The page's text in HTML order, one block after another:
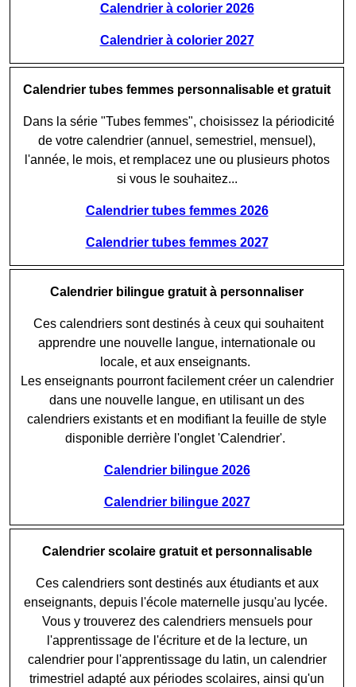
Calendrier à colorier 2026
Calendrier à colorier 2027
Calendrier tubes femmes personnalisable et gratuit
Dans la série "Tubes femmes", choisissez la périodicité
de votre calendrier (annuel, semestriel, mensuel),
l'année, le mois, et remplacez une ou plusieurs photos
si vous le souhaitez...
Calendrier tubes femmes 2026
Calendrier tubes femmes 2027
Calendrier bilingue gratuit à personnaliser
Ces calendriers sont destinés à ceux qui souhaitent
apprendre une nouvelle langue, internationale ou
locale, et aux enseignants.
Les enseignants pourront facilement créer un calendrier
dans une nouvelle langue, en utilisant un des
calendriers existants et en modifiant la feuille de style
disponible derrière l'onglet 'Calendrier'.
Calendrier bilingue 2026
Calendrier bilingue 2027
Calendrier scolaire gratuit et personnalisable
Ces calendriers sont destinés aux étudiants et aux
enseignants, depuis l'école maternelle jusqu'au lycée.
Vous y trouverez des calendriers mensuels pour
l'apprentissage de l'écriture et de la lecture, un
calendrier pour l'apprentissage du latin, un calendrier
trimestriel adapté aux périodes scolaires, ainsi qu'un